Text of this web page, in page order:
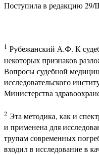
Поступила в редакцию 29/
1 Рубежанский А.Ф. К
некоторых признаков
Вопросы судебной
исследовательского
Министерства
2 Эта методика, как и
и применена для
трупам современных
входил в исследование в